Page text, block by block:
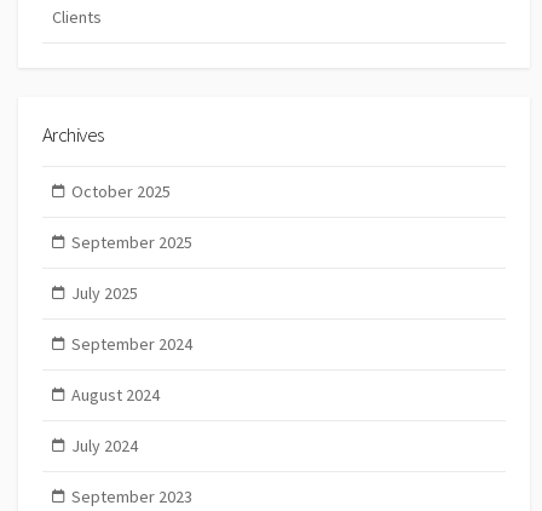
Clients
Archives
October 2025
September 2025
July 2025
September 2024
August 2024
July 2024
September 2023